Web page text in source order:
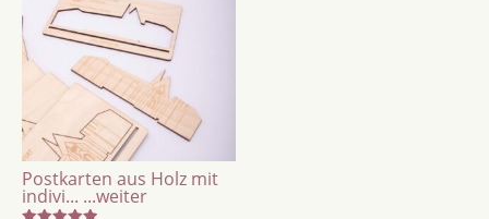
Postkarten aus Holz mit
indivi... ...weiter